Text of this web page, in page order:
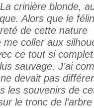
crinière blonde,
Alors que le félin
de cette nature
me coller aux
ce tout si
sauvage. J’ai
devait pas
les souvenirs de
le tronc de